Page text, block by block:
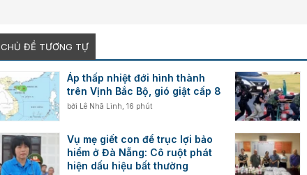
CHỦ ĐỀ TƯƠNG TỰ
Áp thấp nhiệt đới hình thành
trên Vịnh Bắc Bộ, gió giật cấp 8
bởi Lê Nhã Linh 16 phút
Vụ mẹ giết con để trục lợi bảo
hiểm ở Đà Nẵng: Cô ruột phát
hiện dấu hiệu bất thường